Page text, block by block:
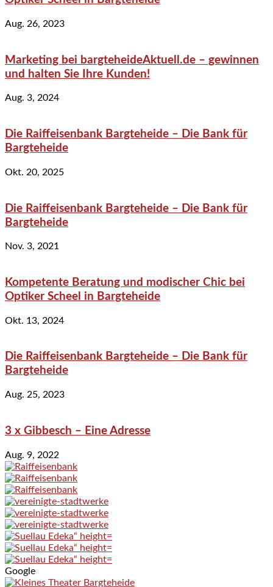
Aug. 26, 2023
Marketing bei bargteheideAktuell.de – gewinnen
und halten Sie Ihre Kunden!
Aug. 3, 2024
Die Raiffeisenbank Bargteheide – Die Bank für
Bargteheide
Okt. 20, 2025
Die Raiffeisenbank Bargteheide – Die Bank für
Bargteheide
Nov. 3, 2021
Kompetente Beratung und modischer Chic bei
Optiker Scheel in Bargteheide
Okt. 13, 2024
Die Raiffeisenbank Bargteheide – Die Bank für
Bargteheide
Aug. 25, 2023
3 x Gibbesch – Eine Adresse
Aug. 9, 2022
Google